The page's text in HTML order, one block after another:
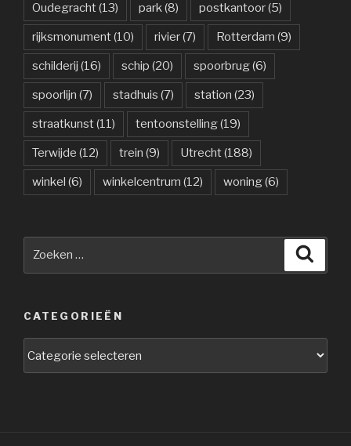
Oudegracht(13) park(8) postkantoor(5)
rijksmonument(10) rivier(7) Rotterdam (9)
schilderij (16) schip (20) spoorbrug(6)
spoorlijn (7) stadhuis (7) station (23)
straatkunst(11) tentoonstelling(19)
Terwijde (12) trein (9) Utrecht(188)
winkel (6) winkelcentrum (12) woning(6)
CATEGORIEËN